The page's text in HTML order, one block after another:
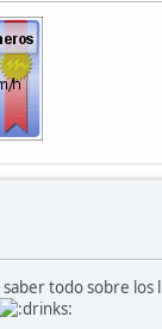
todo sobre los